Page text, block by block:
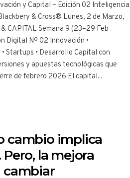
y Capital – Edición 02 Inteligencia
& Cross® Lunes, 2 de Marzo,
CAPITAL Semana 9 (23–29 Feb
Digital Nº 02 Innovación •
Startups • Desarrollo Capital con
y apuestas tecnológicas que
de febrero 2026 El capital...
cambio implica
Pero, la mejora
cambiar